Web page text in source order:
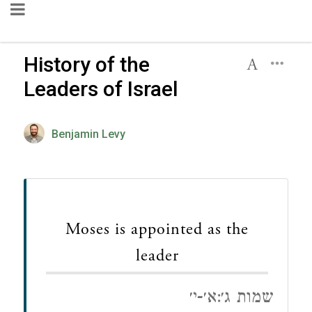
History of the
Leaders of Israel
Benjamin Levy
Moses is appointed as the
leader
שמות ג׳:א׳-י׳